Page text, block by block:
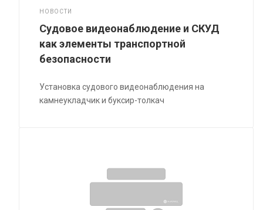
НОВОСТИ
Судовое видеонаблюдение и СКУД
как элементы транспортной
безопасности
Установка судового видеонаблюдения на
камнеукладчик и буксир-толкач